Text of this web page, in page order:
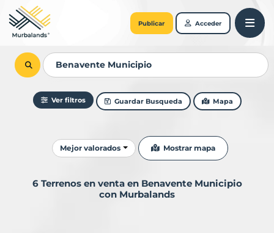
Publicar Acceder
Ver filtros Guardar Busqueda Mapa
Ordenar resultados
Mejor valorados Mostrar mapa
6 Terrenos en venta en Benavente Municipio
con Murbalands